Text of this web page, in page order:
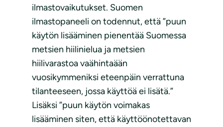
ilmastovaikutukset. Suomen
ilmastopaneeli on todennut, että ”puun
käytön lisääminen pienentää Suomessa
metsien hiilinielua ja metsien
hiilivarastoa vaähintaään
vuosikymmeniksi eteenpäin verrattuna
tilanteeseen, jossa käyttöä ei lisätä.”
Lisäksi ”puun käytön voimakas
lisääminen siten, että käyttöönotettavan